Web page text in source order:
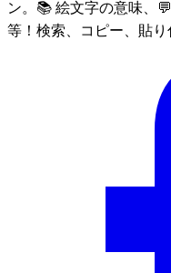
ン。📚 絵文字の意味、
等！検索、コピー、貼り